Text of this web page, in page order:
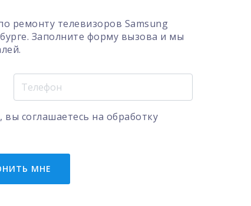
ремонту телевизоров Samsung
Заполните форму вызова и мы
соглашаетесь на обработку
МНЕ